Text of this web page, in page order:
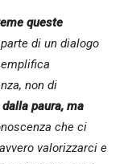
queste
di un dialogo
non di
paura, ma
che ci
valorizzarci e